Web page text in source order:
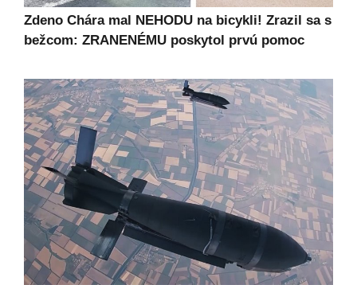
Zdeno Chára mal NEHODU na bicykli! Zrazil sa s
bežcom: ZRANENÉMU poskytol prvú pomoc